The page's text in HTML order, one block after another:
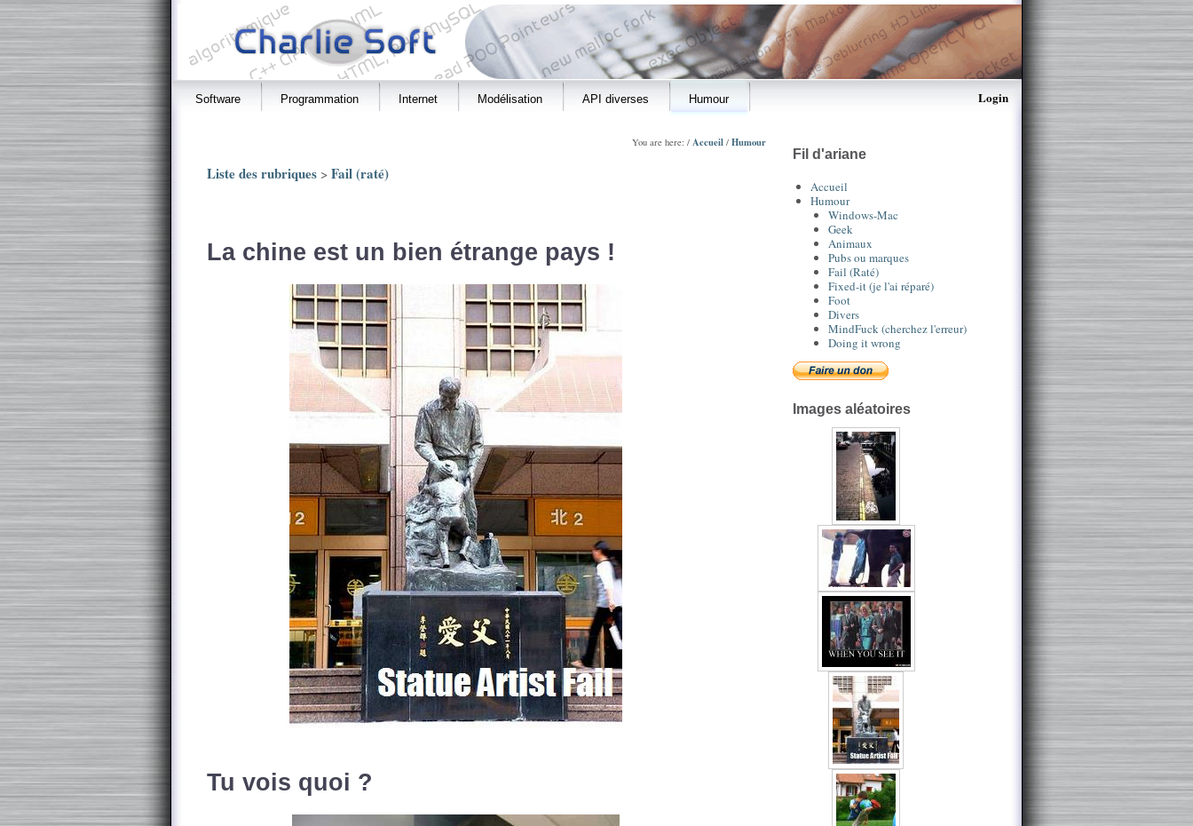
Software Programmation Internet Modélisation API diverses Humour Login
You are here: / Accueil / Humour
Liste des rubriques > Fail (raté)
La chine est un bien étrange pays !
Tu vois quoi ?
Fil d'ariane
Accueil
Humour
Windows-Mac
Geek
Animaux
Pubs ou marques
Fail (Raté)
Fixed-it (je l'ai réparé)
Foot
Divers
MindFuck (cherchez l'erreur)
Doing it wrong
Images aléatoires